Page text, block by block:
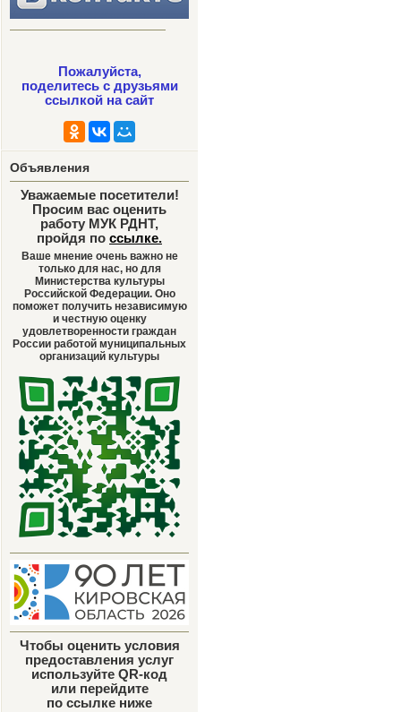
Пожалуйста,
поделитесь с друзьями
ссылкой на сайт
Объявления
Уважаемые посетители!
Просим вас оценить
работу МУК РДНТ,
пройдя по ссылке.
Ваше мнение очень важно не
только для нас, но для
Министерства культуры
Российской Федерации. Оно
поможет получить независимую
и честную оценку
удовлетворенности граждан
России работой муниципальных
организаций культуры
Чтобы оценить условия
предоставления услуг
используйте QR-код
или перейдите
по ссылке ниже